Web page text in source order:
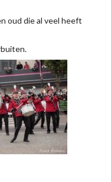
oud die al veel heeft